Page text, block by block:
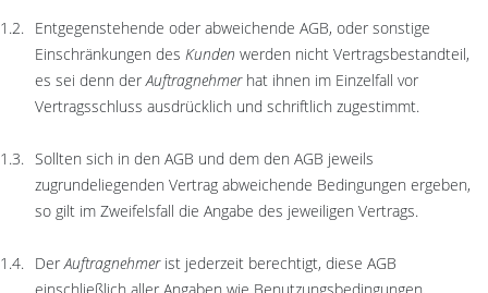
Entgegenstehende oder abweichende AGB, oder sonstige
Einschränkungen des Kunden werden nicht Vertragsbestandteil,
es sei denn derAuftragnehmerhat ihnen im Einzelfall vor
Vertragsschluss ausdrücklich und schriftlich zugestimmt.
Sollten sich in den AGB und dem den AGB jeweils
zugrundeliegenden Vertrag abweichende Bedingungen ergeben,
so gilt im Zweifelsfall die Angabe des jeweiligen Vertrags.
DerAuftragnehmerist jederzeit berechtigt, diese AGB